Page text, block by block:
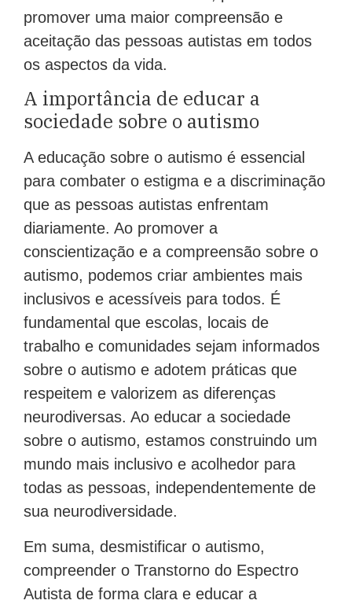
promover uma maior compreensão e
aceitação das pessoas autistas em todos
os aspectos da vida.
A importância de educar a
sociedade sobre o autismo
A educação sobre o autismo é essencial
para combater o estigma e a discriminação
que as pessoas autistas enfrentam
diariamente. Ao promover a
conscientização e a compreensão sobre o
autismo, podemos criar ambientes mais
inclusivos e acessíveis para todos. É
fundamental que escolas, locais de
trabalho e comunidades sejam informados
sobre o autismo e adotem práticas que
respeitem e valorizem as diferenças
neurodiversas. Ao educar a sociedade
sobre o autismo, estamos construindo um
mundo mais inclusivo e acolhedor para
todas as pessoas, independentemente de
sua neurodiversidade.
Em suma, desmistificar o autismo,
compreender o Transtorno do Espectro
Autista de forma clara e educar a